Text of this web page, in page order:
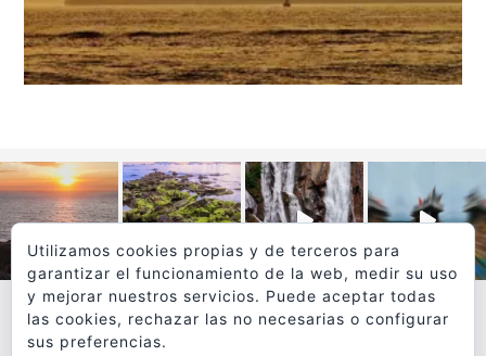
VER MÁS
Utilizamos cookies propias y de terceros para
garantizar el funcionamiento de la web, medir su uso
y mejorar nuestros servicios. Puede aceptar todas
las cookies, rechazar las no necesarias o configurar
sus preferencias.